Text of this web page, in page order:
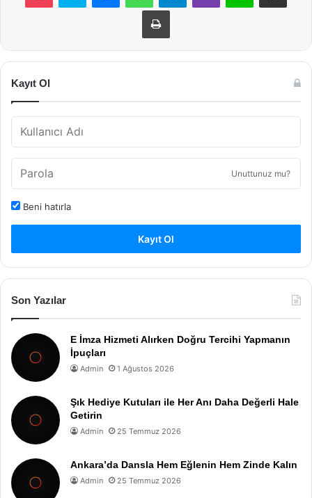
Yazdır
Kayıt Ol
Unuttunuz mu?
Beni hatırla
Kayıt Ol
Son Yazılar
E İmza Hizmeti Alırken Doğru Tercihi Yapmanın
İpuçları
Admin 1 Ağustos 2026
Şık Hediye Kutuları ile Her Anı Daha Değerli Hale
Getirin
Admin 25 Temmuz 2026
Ankara’da Dansla Hem Eğlenin Hem Zinde Kalın
Admin 25 Temmuz 2026